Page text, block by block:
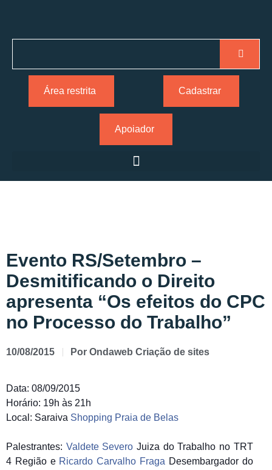
Área restrita Cadastrar
Apoiador
Evento RS/Setembro –
Desmitificando o Direito
apresenta “Os efeitos do CPC
no Processo do Trabalho”
10/08/2015 Por Ondaweb Criação de sites
Data: 08/09/2015
Horário: 19h às 21h
Local: Saraiva Shopping Praia de Belas
Palestrantes: Valdete Severo Juiza do Trabalho no TRT
4 Região e Ricardo Carvalho Fraga Desembargador do